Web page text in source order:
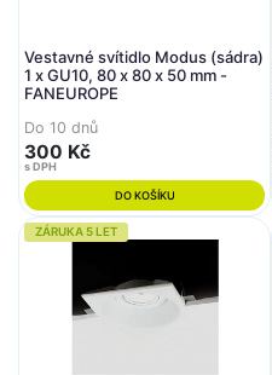
Vestavné svítidlo Modus (sádra)
1 x GU10, 80 x 80 x 50 mm -
FANEUROPE
Do 10 dnů
300 Kč
s DPH
DO KOŠÍKU
ZÁRUKA 5 LET